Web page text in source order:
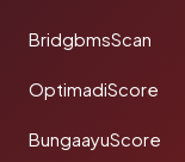
BridgbmsScan
OptimadiScore
BungaayuScore